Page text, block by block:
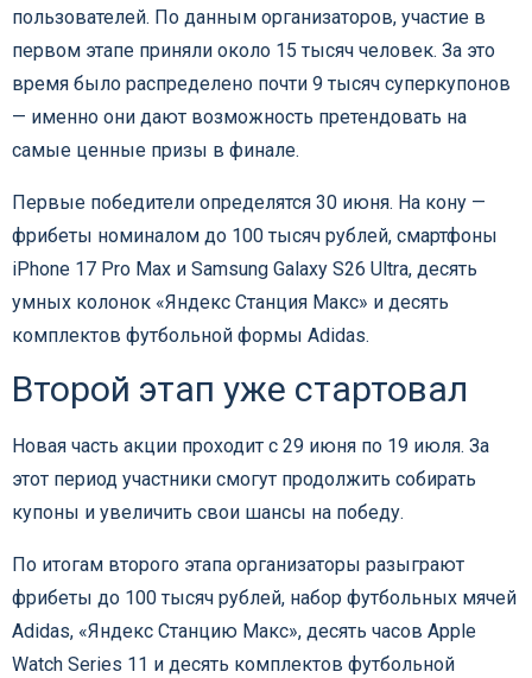
пользователей. По данным организаторов, участие в
первом этапе приняли около 15 тысяч человек. За это
время было распределено почти 9 тысяч суперкупонов
— именно они дают возможность претендовать на
самые ценные призы в финале.
Первые победители определятся 30 июня. На кону —
фрибеты номиналом до 100 тысяч рублей, смартфоны
iPhone 17 Pro Max и Samsung Galaxy S26 Ultra, десять
умных колонок «Яндекс Станция Макс» и десять
комплектов футбольной формы Adidas.
Второй этап уже стартовал
Новая часть акции проходит с 29 июня по 19 июля. За
этот период участники смогут продолжить собирать
купоны и увеличить свои шансы на победу.
По итогам второго этапа организаторы разыграют
фрибеты до 100 тысяч рублей, набор футбольных мячей
Adidas, «Яндекс Станцию Макс», десять часов Apple
Watch Series 11 и десять комплектов футбольной